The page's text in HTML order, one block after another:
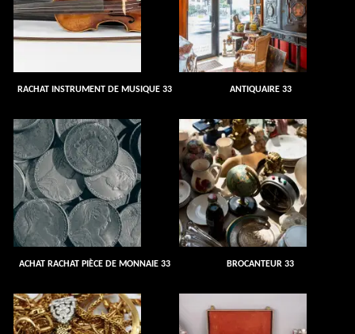
RACHAT INSTRUMENT DE MUSIQUE 33 ANTIQUAIRE 33
ACHAT RACHAT PIÈCE DE MONNAIE 33 BROCANTEUR 33